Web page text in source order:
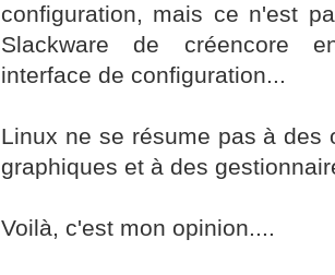
configuration, mais ce n'est
Slackware de créencore
interface de configuration...
Linux ne se résume pas à des
graphiques et à des
Voilà, c'est mon opinion....